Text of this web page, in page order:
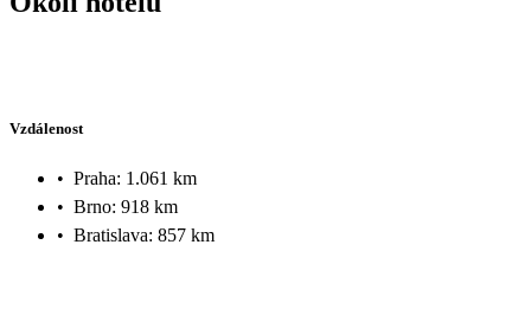
Vzdálenost
• Praha: 1.061 km
• Brno: 918 km
• Bratislava: 857 km